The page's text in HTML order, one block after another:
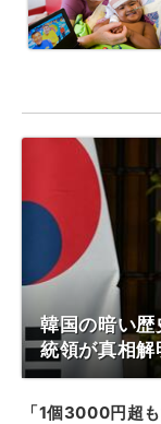
韓国の暗い
統領が真相解
「1個3000円超